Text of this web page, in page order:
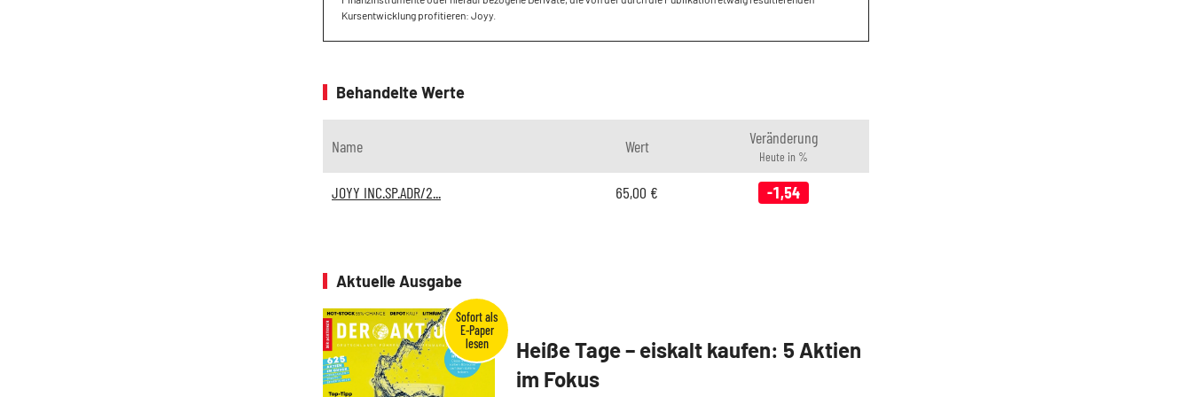
Kursentwicklung profitieren: Joyy.
Behandelte Werte
Name Wert Veränderung
Heute in %
JOYY INC.SP.ADR/2... 65,00 € -1,54
Aktuelle Ausgabe
Heiße Tage – eiskalt kaufen: 5 Aktien
im Fokus